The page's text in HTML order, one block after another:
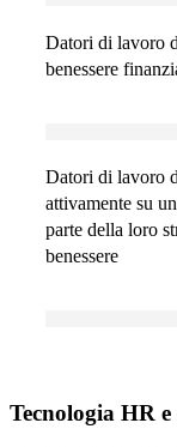
Datori di lavoro
benessere
Datori di lavoro
attivamente su
parte della loro
benessere
Tecnologia HR